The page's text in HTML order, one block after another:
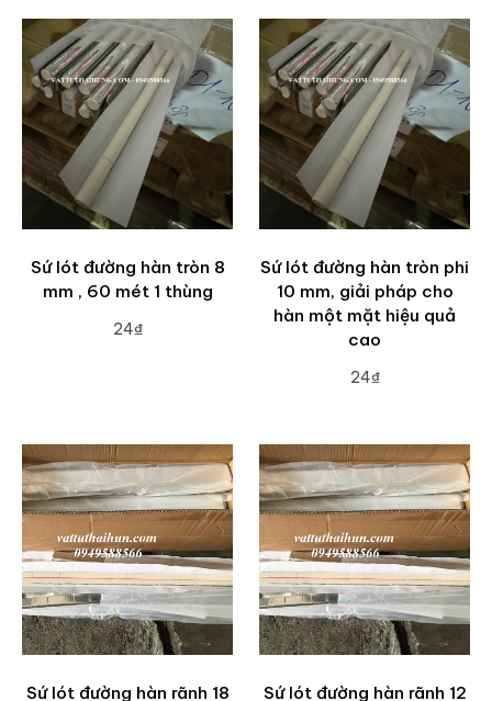
Sứ lót đường hàn tròn 8
mm , 60 mét 1 thùng
24₫
Sứ lót đường hàn tròn phi
10 mm, giải pháp cho
hàn một mặt hiệu quả
cao
24₫
Sứ lót đường hàn rãnh 18 Sứ lót đường hàn rãnh 12